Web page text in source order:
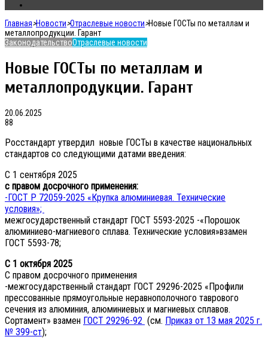
Главная>Новости>Отраслевые новости>Новые ГОСТы по металлам и
металлопродукции. Гарант
ЗаконодательствоОтраслевые новости
Новые ГОСТы по металлам и
металлопродукции. Гарант
20.06.2025
88
Росстандарт утвердил новые ГОСТы в качестве национальных
стандартов со следующими датами введения:
С 1 сентября 2025
с правом досрочного применения:
-ГОСТ Р 72059-2025 «Крупка алюминиевая. Технические
условия»;
межгосударственный стандарт ГОСТ 5593-2025 -«Порошок
алюминиево-магниевого сплава. Технические условия»взамен
ГОСТ 5593-78;
С 1 октября 2025
С правом досрочного применения
-межгосударственный стандарт ГОСТ 29296-2025 «Профили
прессованные прямоугольные неравнополочного таврового
сечения из алюминия, алюминиевых и магниевых сплавов.
Сортамент» взамен ГОСТ 29296-92 (см. Приказ от 13 мая 2025 г.
№ 399-ст);